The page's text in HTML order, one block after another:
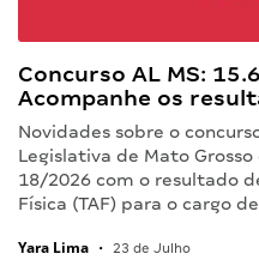
Concurso AL MS:
Acompanhe os
Novidades sobre o
Legislativa de Mato
18/2026 com o resultado
Física (TAF) para o cargo
Yara Lima • 23 de Julho